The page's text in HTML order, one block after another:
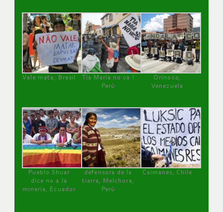
Vale mata, Brasil
Tía María no va !
Perú
Orinoco,
Venezuela
Pueblo Shuar
dice no a la
minería, Ecuador
defensora de la
tierra, Melchora,
Perú
Caimanes, Chile